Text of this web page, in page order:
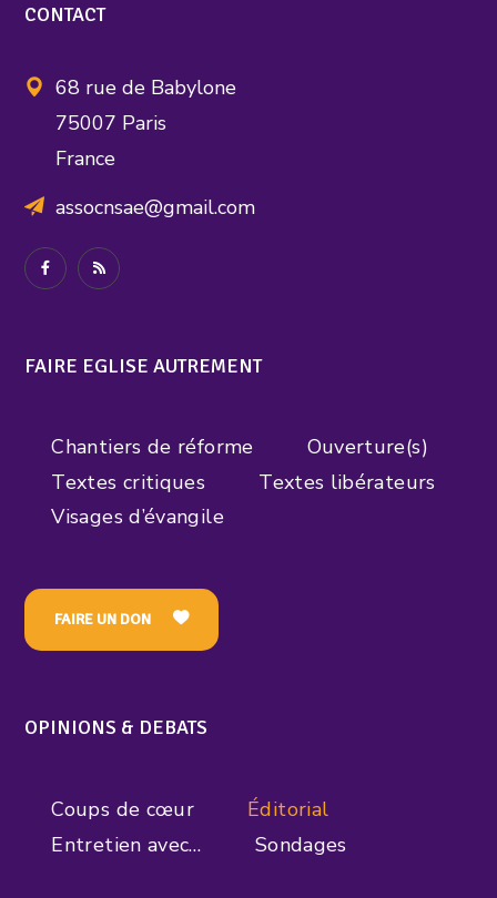
CONTACT
68 rue de Babylone
75007 Paris
France
assocnsae@gmail.com
FAIRE EGLISE AUTREMENT
Chantiers de réforme
Ouverture(s)
Textes critiques
Textes libérateurs
Visages d’évangile
FAIRE UN DON
OPINIONS & DEBATS
Coups de cœur
Éditorial
Entretien avec…
Sondages